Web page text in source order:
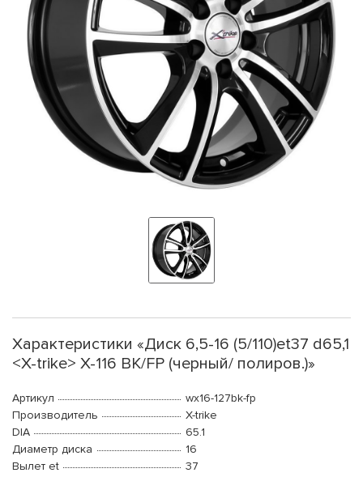
Характеристики «Диск 6,5-16 (5/110)et37 d65,1
<X-trike> X-116 BK/FP (черный/ полиров.)»
Артикул
wx16-127bk-fp
Производитель
X-trike
DIA
65.1
Диаметр диска
16
Вылет et
37